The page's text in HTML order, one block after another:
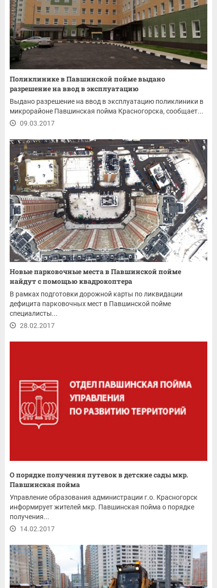
Поликлинике в Павшинской пойме выдано
разрешение на ввод в эксплуатацию
Выдано разрешение на ввод в эксплуатацию поликлиники в
микрорайоне Павшинская пойма Красногорска, сообщает...
09.03.2017
Новые парковочные места в Павшинской пойме
найдут с помощью квадрокоптера
В рамках подготовки дорожной карты по ликвидации
дефицита парковочных мест в Павшинской пойме
специалисты...
28.02.2017
О порядке получения путевок в детские сады мкр.
Павшинская пойма
Управление образования администрации г.о. Красногорск
информирует жителей мкр. Павшинская пойма о порядке
получения...
14.02.2017